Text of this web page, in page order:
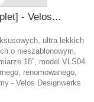
- Velos...
ultra lekkich
o nieszablonowym,
18”, model VLS04
renomowanego,
- Velos Designwerks